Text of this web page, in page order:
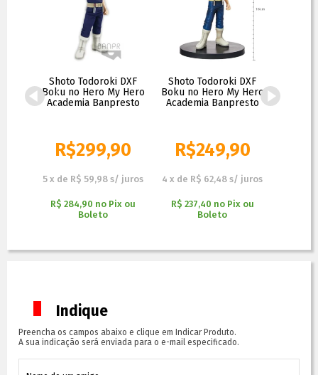
Shoto Todoroki DXF
Boku no Hero My Hero
Academia Banpresto
329,90R$299,90
5 x de R$ 59,98 s/ juros
R$ 284,90 no Pix ou
Boleto
Shoto Todoroki DXF
Boku no Hero My Hero
Academia Banpresto
269,90R$249,90
4 x de R$ 62,48 s/ juros
R$ 237,40 no Pix ou
Boleto
#609 -
Indique
Preencha os campos abaixo e clique em Indicar Produto.
A sua indicação será enviada para o e-mail especificado.